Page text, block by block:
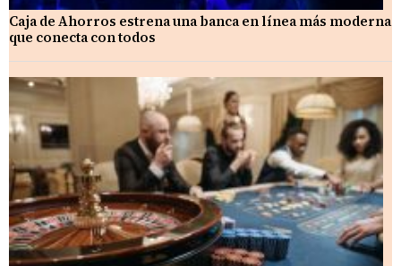
Caja de Ahorros estrena una banca en línea más moderna
que conecta con todos